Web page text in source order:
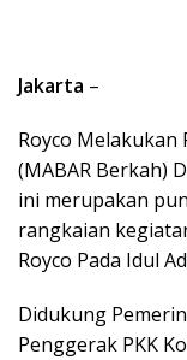
Jakarta –
Royco Melakukan
(MABAR Berkah)
ini merupakan
rangkaian
Royco Pada Idul
Didukung
Penggerak PKK